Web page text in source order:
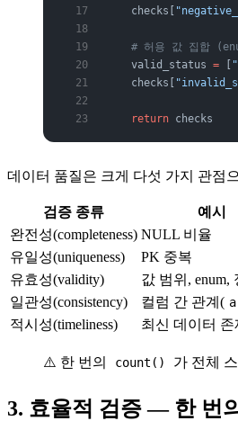
    checks[
# 허용 값 집합
    valid_status
= [
    checks[
    return
checks
데이터 품질은 크게 다섯 가지 관점
검증 종류
예시
완전성(completeness) NULL 비율
유일성(uniqueness)
PK 중복
유효성(validity)
값 범위, enum,
일관성(consistency)
컬럼 간 관계(
적시성(timeliness)
최신 데이터 존
⚠️ 한 번의 count() 가 전체
3. 효율적 검증 — 한 번